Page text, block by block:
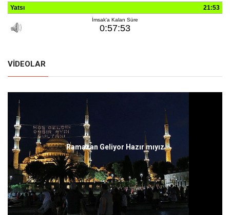
VIDEOLAR
Ramazan Geliyor Hazır mıyız